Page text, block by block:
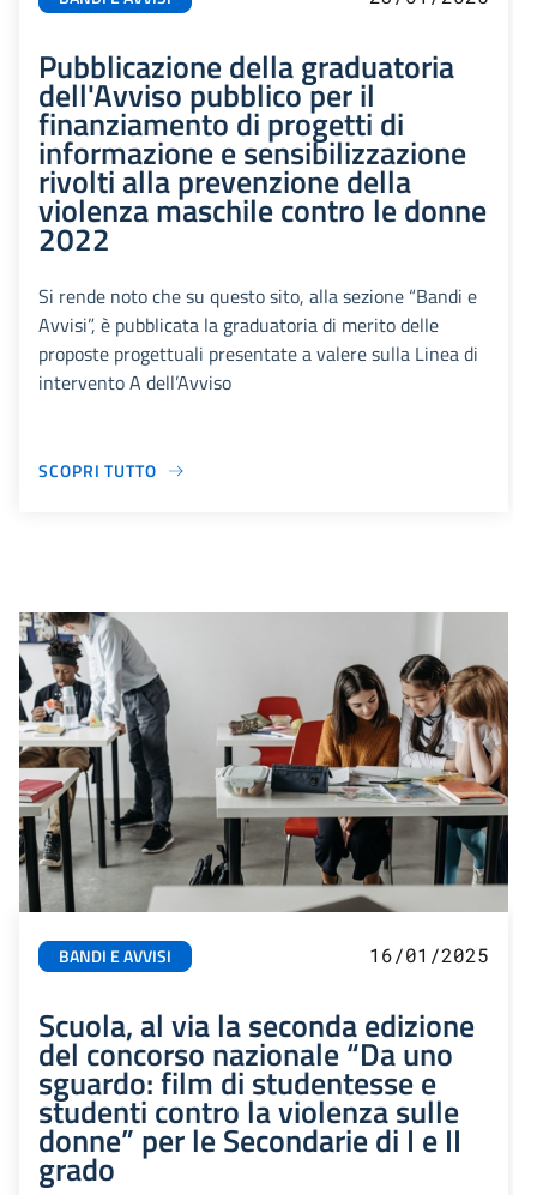
Pubblicazione della graduatoria
dell'Avviso pubblico per il
finanziamento di progetti di
informazione e sensibilizzazione
rivolti alla prevenzione della
violenza maschile contro le donne
2022
Si rende noto che su questo sito, alla sezione “Bandi e
Avvisi”, è pubblicata la graduatoria di merito delle
proposte progettuali presentate a valere sulla Linea di
intervento A dell’Avviso
SCOPRI TUTTO
BANDI E AVVISI 16/01/2025
Scuola, al via la seconda edizione
del concorso nazionale “Da uno
sguardo: film di studentesse e
studenti contro la violenza sulle
donne” per le Secondarie di I e II
grado